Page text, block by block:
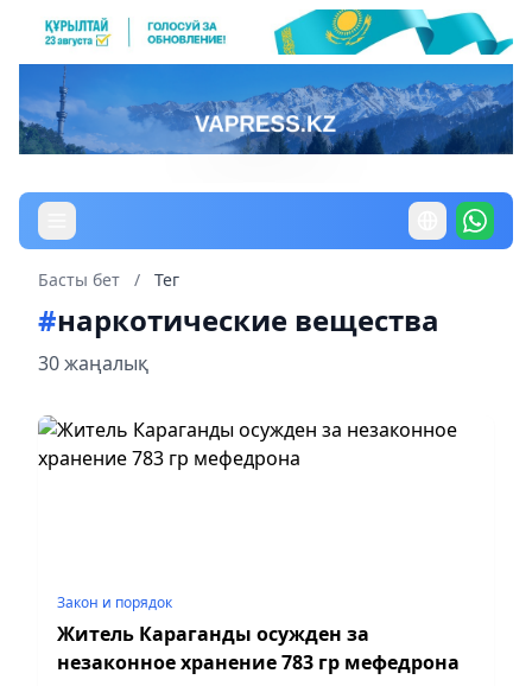
Басты бет / Тег
#наркотические вещества
30 жаңалық
Закон и порядок
Житель Караганды осужден за
незаконное хранение 783 гр мефедрона